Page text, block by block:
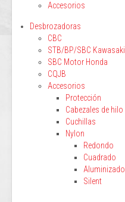
Accesorios
Desbrozadoras
CBC
STB/BP/SBC Kawasaki
SBC Motor Honda
CQJB
Accesorios
Protección
Cabezales de hilo
Cuchillas
Nylon
Redondo
Cuadrado
Aluminizado
Silent